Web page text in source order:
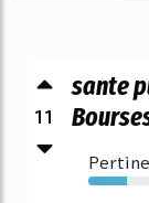
11
sante
50%